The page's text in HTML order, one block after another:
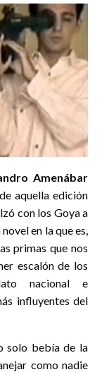
Amenábar
aquella edición
con los Goya a
en la que es,
primas que nos
escalón de los
nacional e
influyentes del
solo bebía de la
como nadie